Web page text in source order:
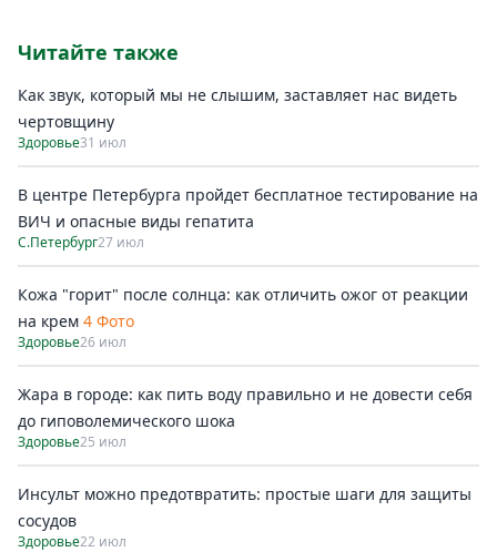
Читайте также
Как звук, который мы не слышим, заставляет нас видеть
чертовщину
Здоровье31 июл
В центре Петербурга пройдет бесплатное тестирование на
ВИЧ и опасные виды гепатита
С.Петербург27 июл
Кожа "горит" после солнца: как отличить ожог от реакции
на крем 4 Фото
Здоровье26 июл
Жара в городе: как пить воду правильно и не довести себя
до гиповолемического шока
Здоровье25 июл
Инсульт можно предотвратить: простые шаги для защиты
сосудов
Здоровье22 июл